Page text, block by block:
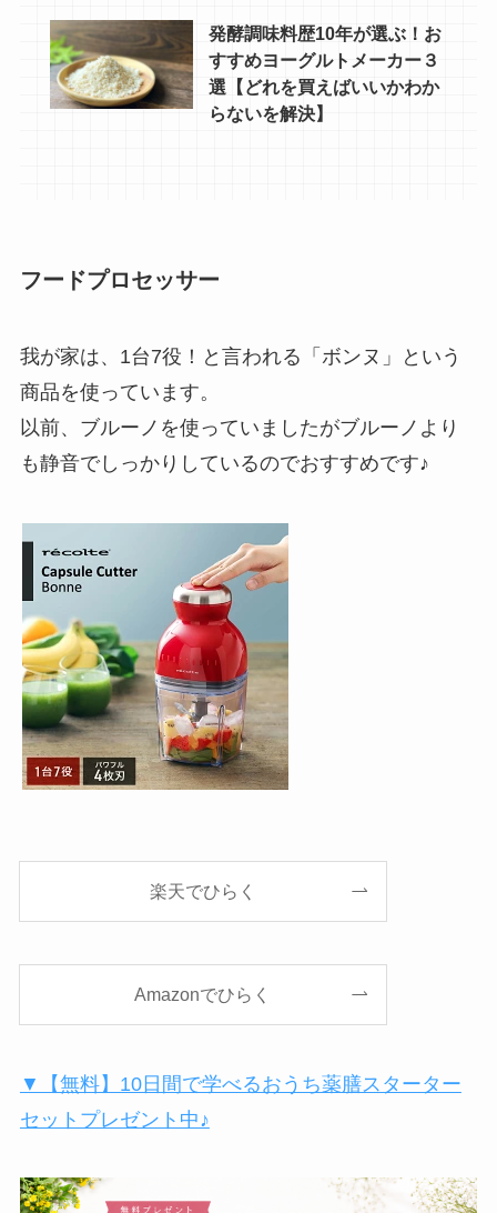
発酵調味料歴10年が選ぶ！お
すすめヨーグルトメーカー３
選【どれを買えばいいかわか
らないを解決】
フードプロセッサー
我が家は、1台7役！と言われる「ボンヌ」という
商品を使っています。
以前、ブルーノを使っていましたがブルーノより
も静音でしっかりしているのでおすすめです♪
楽天でひらく
Amazonでひらく
▼【無料】10日間で学べるおうち薬膳スターター
セットプレゼント中♪